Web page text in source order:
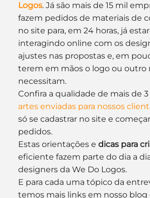
Logos. Já são mais de 15 mil
fazem pedidos de materiais de
no site para, em 24 horas, já
interagindo online com os
ajustes nas propostas e, em
terem em mãos o logo ou outro
necessitam.
Confira a qualidade de mais de
artes enviadas para nossos
só se cadastrar no site e
pedidos.
Estas orientações e dicas para
eficiente fazem parte do dia a
designers da We Do Logos.
E para cada uma tópico da
temos mais links em nosso